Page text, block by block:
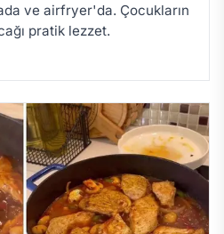
ve airfryer'da. Çocukların
pratik lezzet.